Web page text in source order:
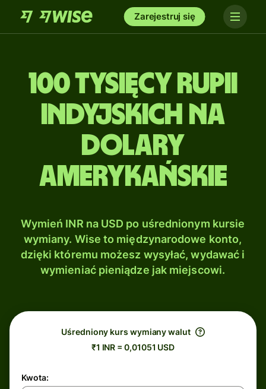
Zarejestruj się
100 tysięcy Rupii
indyjskich na
Dolary
amerykańskie
Wymień INR na USD po uśrednionym kursie
wymiany. Wise to międzynarodowe konto,
dzięki któremu możesz wysyłać, wydawać i
wymieniać pieniądze jak miejscowi.
Uśredniony kurs wymiany walut
₹1 INR = 0,01051 USD
Kwota: